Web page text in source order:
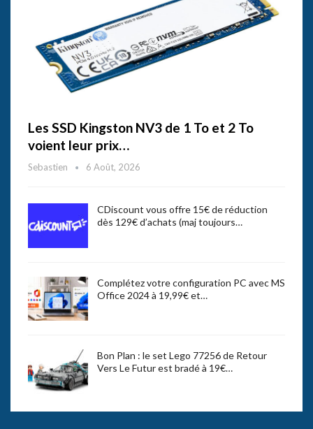
Les SSD Kingston NV3 de 1 To et 2 To
voient leur prix…
Sebastien 6 Août, 2026
CDiscount vous offre 15€ de réduction
dès 129€ d’achats (maj toujours…
Complétez votre configuration PC avec MS
Office 2024 à 19,99€ et…
Bon Plan : le set Lego 77256 de Retour
Vers Le Futur est bradé à 19€…